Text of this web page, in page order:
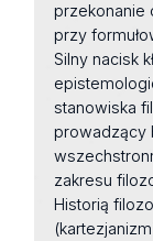
przekonanie
przy
Silny nacisk
stanowiska
prowadzący
zakresu
Historią